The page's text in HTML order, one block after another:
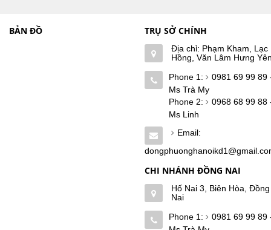
BẢN ĐỒ TRỤ SỞ CHÍNH
Địa chỉ: Phạm Kham, Lạc
Hồng, Văn Lâm Hưng
Phone 1:
0981 69 99 89
Ms Trà My
Phone 2:
0968 68 99 88
Ms Linh
Email:
CHI NHÁNH ĐỒNG NAI
Hố Nai 3, Biên Hòa, Đồng
Nai
Phone 1:
0981 69 99 89